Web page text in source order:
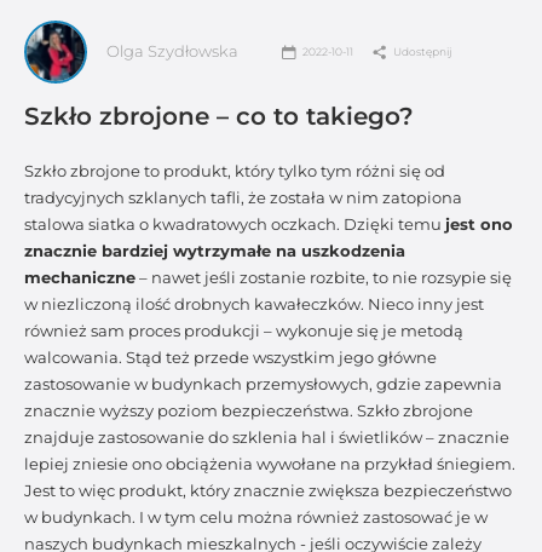
Olga Szydłowska 2022-10-11 Udostępnij
Szkło zbrojone – co to takiego?
Szkło zbrojone to produkt, który tylko tym różni się od
tradycyjnych szklanych tafli, że została w nim zatopiona
stalowa siatka o kwadratowych oczkach. Dzięki temu jest ono
znacznie bardziej wytrzymałe na uszkodzenia
mechaniczne – nawet jeśli zostanie rozbite, to nie rozsypie się
w niezliczoną ilość drobnych kawałeczków. Nieco inny jest
również sam proces produkcji – wykonuje się je metodą
walcowania. Stąd też przede wszystkim jego główne
zastosowanie w budynkach przemysłowych, gdzie zapewnia
znacznie wyższy poziom bezpieczeństwa. Szkło zbrojone
znajduje zastosowanie do szklenia hal i świetlików – znacznie
lepiej zniesie ono obciążenia wywołane na przykład śniegiem.
Jest to więc produkt, który znacznie zwiększa bezpieczeństwo
w budynkach. I w tym celu można również zastosować je w
naszych budynkach mieszkalnych - jeśli oczywiście zależy